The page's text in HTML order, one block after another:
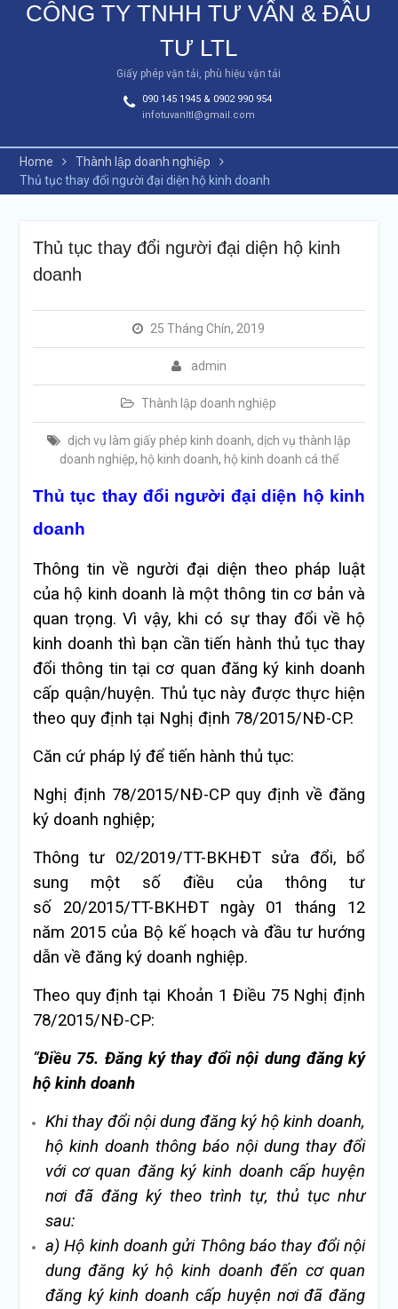
CÔNG TY TNHH TƯ VẤN & ĐẦU
TƯ LTL
Giấy phép vận tải, phù hiệu vận tải
090 145 1945 & 0902 990 954
infotuvanltl@gmail.com
Home
Thành lập doanh nghiệp
Thủ tục thay đổi người đại diện hộ kinh doanh
Thủ tục thay đổi người đại diện hộ kinh
doanh
25 Tháng Chín, 2019
admin
Thành lập doanh nghiệp
dịch vụ làm giấy phép kinh doanh, dịch vụ thành lập
doanh nghiệp, hộ kinh doanh, hộ kinh doanh cá thể
Thủ tục thay đổi người đại diện hộ kinh
doanh
Thông tin về người đại diện theo pháp luật
của hộ kinh doanh là một thông tin cơ bản và
quan trọng. Vì vậy, khi có sự thay đổi về hộ
kinh doanh thì bạn cần tiến hành thủ tục thay
đổi thông tin tại cơ quan đăng ký kinh doanh
cấp quận/huyện. Thủ tục này được thực hiện
theo quy định tại Nghị định 78/2015/NĐ-CP.
Căn cứ pháp lý để tiến hành thủ tục:
Nghị định 78/2015/NĐ-CP quy định về đăng
ký doanh nghiệp;
Thông tư 02/2019/TT-BKHĐT sửa đổi, bổ
sung một số điều của thông tư
số 20/2015/TT-BKHĐTngày 01 tháng 12
năm 2015 của Bộ kế hoạch và đầu tư hướng
dẫn về đăng ký doanh nghiệp.
Theo quy định tại Khoản 1 Điều 75 Nghị định
78/2015/NĐ-CP:
“Điều 75. Đăng ký thay đổi nội dung đăng ký
hộ kinh doanh
Khi thay đổi nội dung đăng ký hộ kinh doanh,
hộ kinh doanh thông báo nội dung thay đổi
với cơ quan đăng ký kinh doanh cấp huyện
nơi đã đăng ký theo trình tự, thủ tục như
sau:
a)Hộ kinh doanh gửi Thông báo thay đổi nội
dung đăng ký hộ kinh doanh đến cơ quan
đăng ký kinh doanh cấp huyện nơi đã đăng